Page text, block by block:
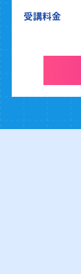
受講料金